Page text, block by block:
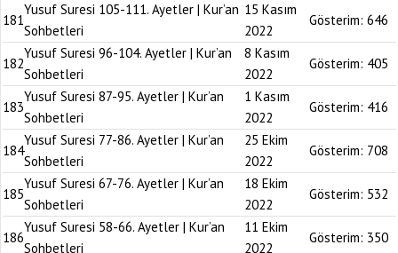
181
Yusuf Suresi 105-111. Ayetler | Kur’an
Sohbetleri
15 Kasım
2022
Gösterim: 646
182
Yusuf Suresi 96-104. Ayetler | Kur’an
Sohbetleri
8 Kasım
2022
Gösterim: 405
183
Yusuf Suresi 87-95. Ayetler | Kur’an
Sohbetleri
1 Kasım
2022
Gösterim: 416
184
Yusuf Suresi 77-86. Ayetler | Kur’an
Sohbetleri
25 Ekim
2022
Gösterim: 708
185
Yusuf Suresi 67-76. Ayetler | Kur’an
Sohbetleri
18 Ekim
2022
Gösterim: 532
186
Yusuf Suresi 58-66. Ayetler | Kur’an
Sohbetleri
11 Ekim
2022
Gösterim: 350